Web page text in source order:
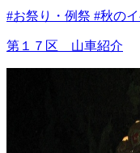
#お祭り・例祭 #秋の
第１７区 山車紹介